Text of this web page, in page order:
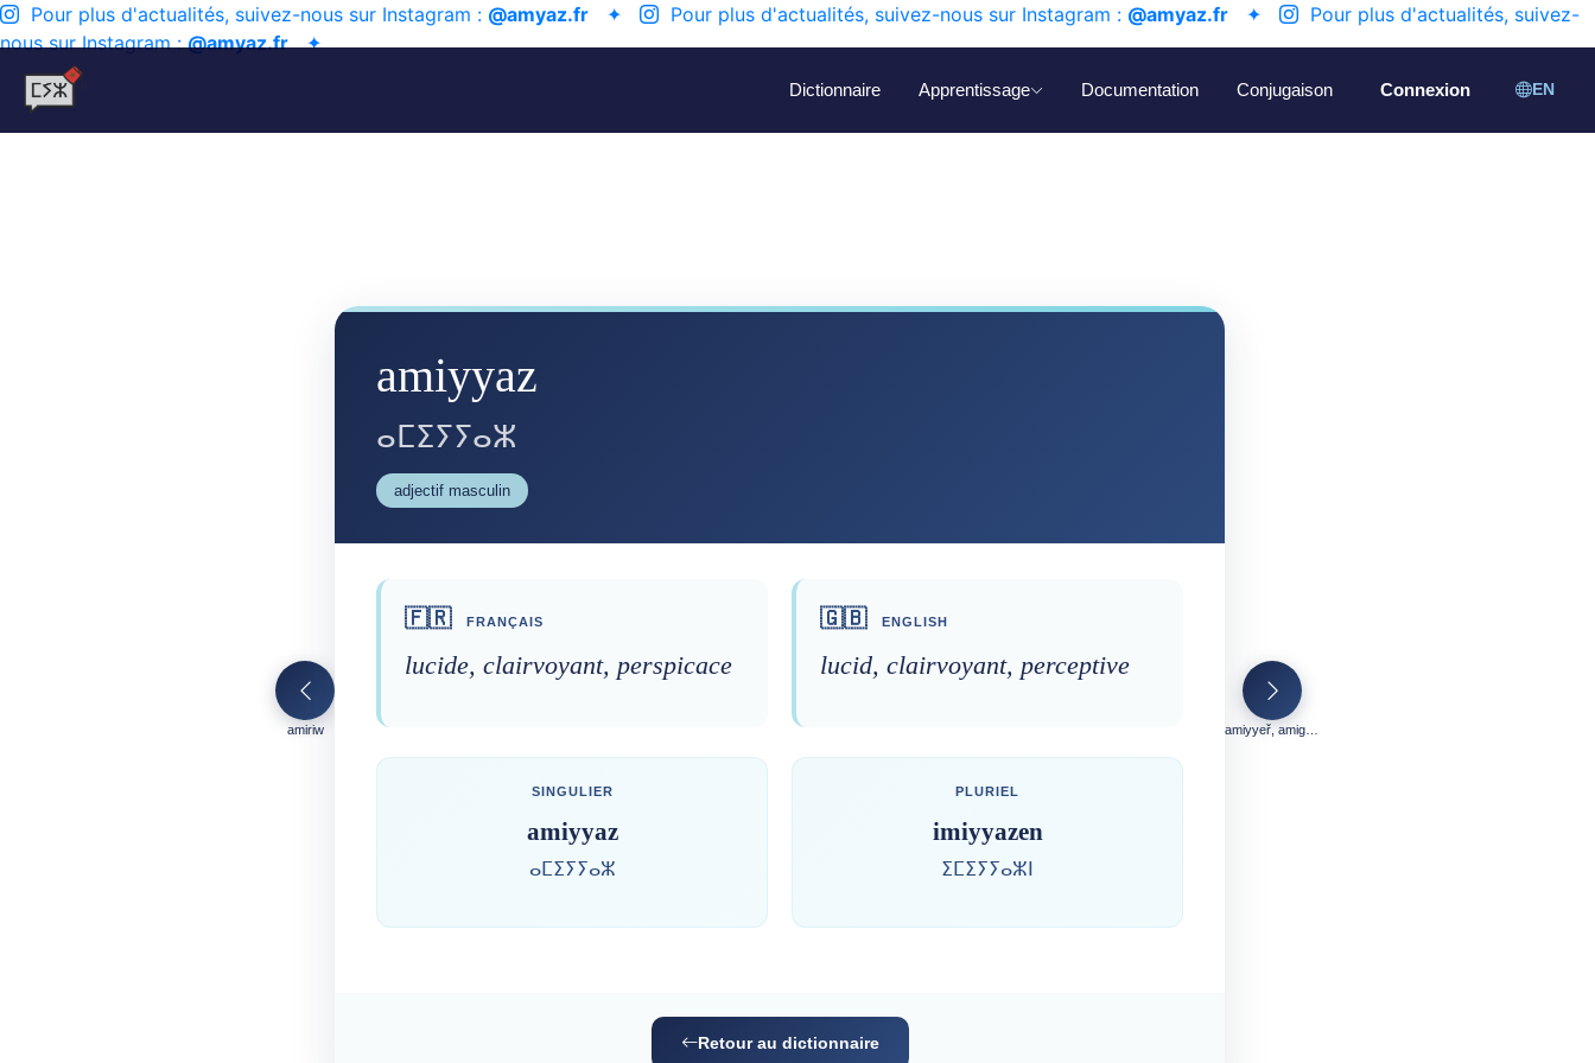
Pour plus d'actualités, suivez-nous sur Instagram : @amyaz.fr ✦ Pour plus d'actualités, suivez-nous sur Instagram : @amyaz.fr ✦
Pour plus d'actualités, suivez-
nous sur Instagram :@amyaz.fr✦
Dictionnaire Apprentissage Documentation Conjugaison Connexion EN
amiriw
amiyyaz
ⴰⵎⵉⵢⵢⴰⵣ
adjectif masculin
🇫🇷 FRANÇAIS
lucide, clairvoyant, perspicace
🇬🇧 ENGLISH
lucid, clairvoyant, perceptive
SINGULIER
amiyyaz
ⴰⵎⵉⵢⵢⴰⵣ
PLURIEL
imiyyazen
ⵉⵎⵉⵢⵢⴰⵣⵏ
Retour au dictionnaire